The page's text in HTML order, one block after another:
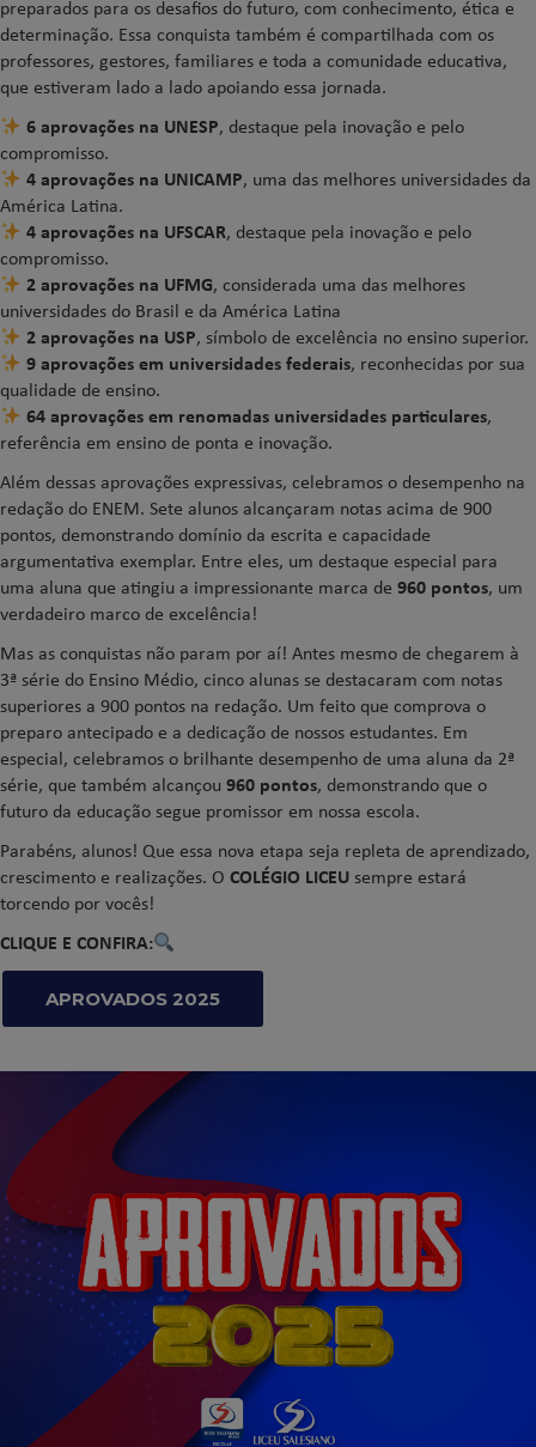
preparados para os desafios do futuro, com conhecimento, ética e
determinação. Essa conquista também é compartilhada com os
professores, gestores, familiares e toda a comunidade educativa,
que estiveram lado a lado apoiando essa jornada.
6 aprovações na UNESP, destaque pela inovação e pelo
compromisso.
4 aprovações na UNICAMP, uma das melhores universidades da
América Latina.
4 aprovações na UFSCAR, destaque pela inovação e pelo
compromisso.
2 aprovações na UFMG, considerada uma das melhores
universidades do Brasil e da América Latina
2 aprovações na USP, símbolo de excelência no ensino superior.
9 aprovações em universidades federais, reconhecidas por sua
qualidade de ensino.
64 aprovações em renomadas universidades particulares,
referência em ensino de ponta e inovação.
Além dessas aprovações expressivas, celebramos o desempenho na
redação do ENEM. Sete alunos alcançaram notas acima de 900
pontos, demonstrando domínio da escrita e capacidade
argumentativa exemplar. Entre eles, um destaque especial para
uma aluna que atingiu a impressionante marca de 960 pontos, um
verdadeiro marco de excelência!
Mas as conquistas não param por aí! Antes mesmo de chegarem à
3ª série do Ensino Médio, cinco alunas se destacaram com notas
superiores a 900 pontos na redação. Um feito que comprova o
preparo antecipado e a dedicação de nossos estudantes. Em
especial, celebramos o brilhante desempenho de uma aluna da 2ª
série, que também alcançou 960 pontos, demonstrando que o
futuro da educação segue promissor em nossa escola.
Parabéns, alunos! Que essa nova etapa seja repleta de aprendizado,
crescimento e realizações. O COLÉGIO LICEUsempre estará
torcendo por vocês!
CLIQUE E CONFIRA:
APROVADOS 2025